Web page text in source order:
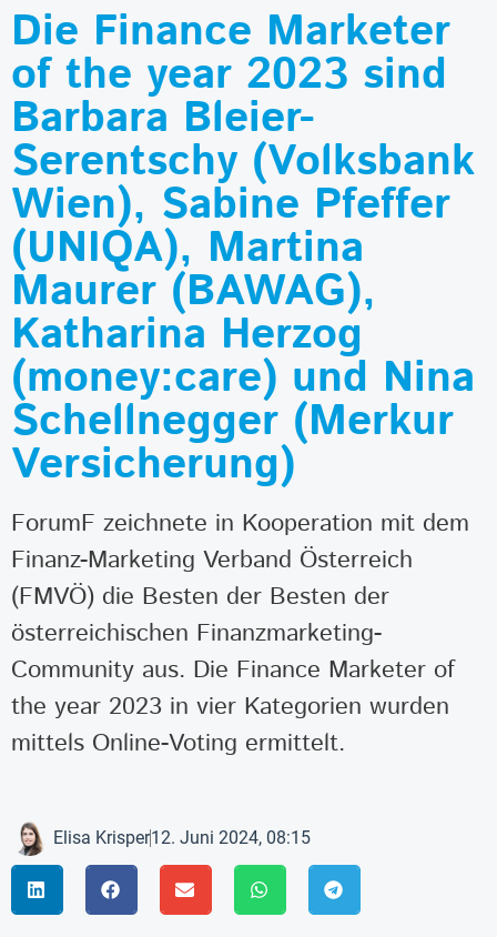
Die Finance Marketer
of the year 2023 sind
Barbara Bleier-
Serentschy (Volksbank
Wien), Sabine Pfeffer
(UNIQA), Martina
Maurer (BAWAG),
Katharina Herzog
(money:care) und Nina
Schellnegger (Merkur
Versicherung)
ForumF zeichnete in Kooperation mit dem
Finanz-Marketing Verband Österreich
(FMVÖ) die Besten der Besten der
österreichischen Finanzmarketing-
Community aus. Die Finance Marketer of
the year 2023 in vier Kategorien wurden
mittels Online-Voting ermittelt.
Elisa Krisper12. Juni 2024, 08:15